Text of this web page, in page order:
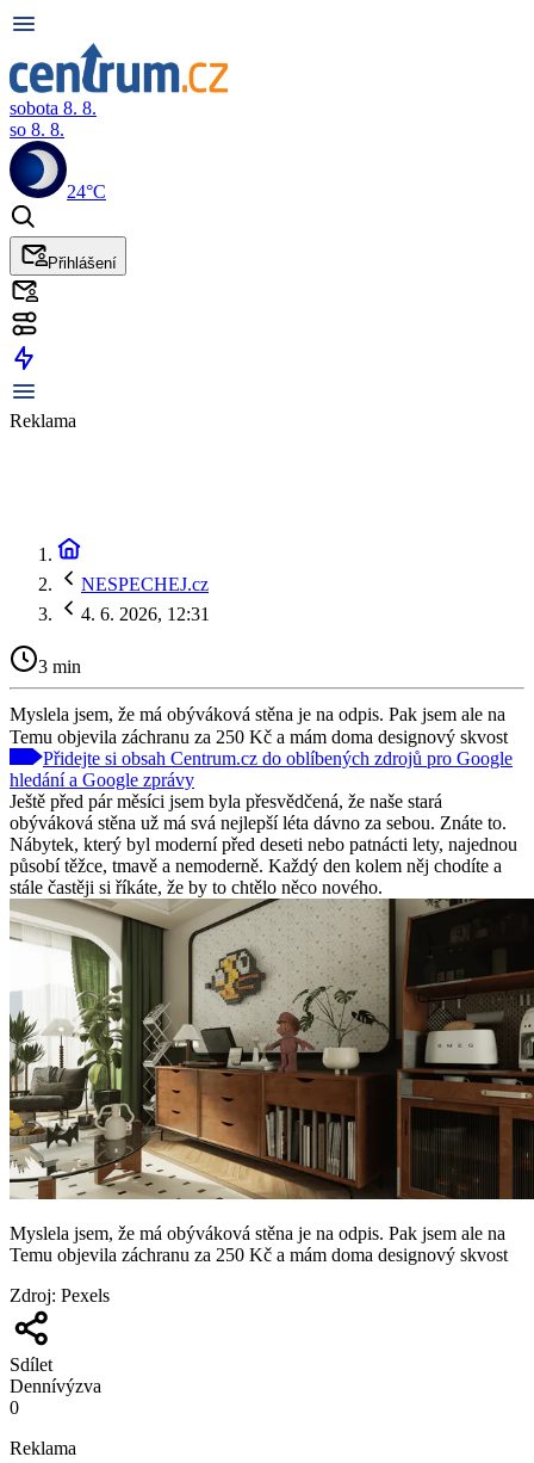
sobota 8. 8.
so 8. 8.
24°C
Přihlášení
Reklama
NESPECHEJ.cz
4. 6. 2026, 12:31
3 min
Myslela jsem, že má obýváková stěna je na odpis. Pak jsem ale na
Temu objevila záchranu za 250 Kč a mám doma designový skvost
Přidejte si obsah Centrum.cz do oblíbených zdrojů pro Google
hledání a Google zprávy
Ještě před pár měsíci jsem byla přesvědčená, že naše stará
obýváková stěna už má svá nejlepší léta dávno za sebou. Znáte to.
Nábytek, který byl moderní před deseti nebo patnácti lety, najednou
působí těžce, tmavě a nemoderně. Každý den kolem něj chodíte a
stále častěji si říkáte, že by to chtělo něco nového.
Myslela jsem, že má obýváková stěna je na odpis. Pak jsem ale na
Temu objevila záchranu za 250 Kč a mám doma designový skvost
Zdroj: Pexels
Sdílet
Dennívýzva
0
Reklama